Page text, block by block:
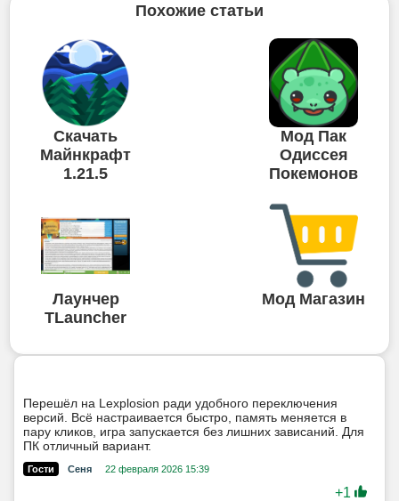
Похожие статьи
Скачать
Майнкрафт
1.21.5
Мод Пак
Одиссея
Покемонов
Лаунчер
TLauncher
Мод Магазин
Перешёл на Lexplosion ради удобного переключения
версий. Всё настраивается быстро, память меняется в
пару кликов, игра запускается без лишних зависаний. Для
ПК отличный вариант.
Гости Сеня 22 февраля 2026 15:39
+1